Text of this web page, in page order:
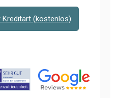
Kreditart (kostenlos)